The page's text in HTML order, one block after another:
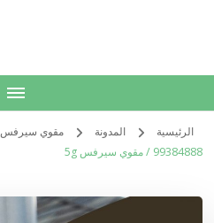
الرئيسية المدونة مقوي سيرفس
99384888 / مقوي سيرفس 5g